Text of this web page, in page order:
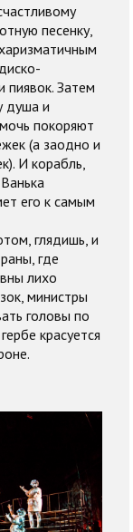
песенку,
пиявок. Затем
душа и
покоряют
(а заодно и
И корабль,
его к самым
глядишь, и
где
лихо
министры
головы по
красуется